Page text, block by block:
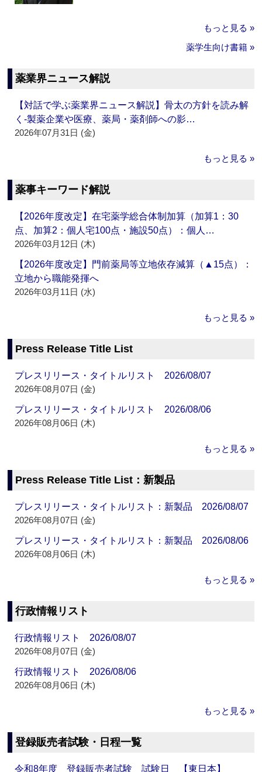
もっと見る »
薬学生向け書籍 »
薬業界ニュース解説
【対話で学ぶ薬業界ニュース解説】骨太の方針を読み解
く‐製薬企業や医療、薬局・薬剤師への影…
2026年07月31日 (金)
もっと見る »
薬事キーワード解説
【2026年度改定】在宅薬学総合体制加算（加算1：30
点、加算2：個人宅100点・施設50点）：個人…
2026年03月12日 (木)
【2026年度改定】門前薬局等立地依存減算（▲15点）：
立地から職能発揮へ
2026年03月11日 (水)
もっと見る »
Press Release Title List
プレスリリース・タイトルリスト 2026/08/07
2026年08月07日 (金)
プレスリリース・タイトルリスト 2026/08/06
2026年08月06日 (木)
もっと見る »
Press Release Title List：新製品
プレスリリース・タイトルリスト：新製品 2026/08/07
2026年08月07日 (金)
プレスリリース・タイトルリスト：新製品 2026/08/06
2026年08月06日 (木)
もっと見る »
行政情報リスト
行政情報リスト 2026/08/07
2026年08月07日 (金)
行政情報リスト 2026/08/06
2026年08月06日 (木)
もっと見る »
登録販売者試験・日程一覧
令和8年度 登録販売者試験 試験日 【東日本】